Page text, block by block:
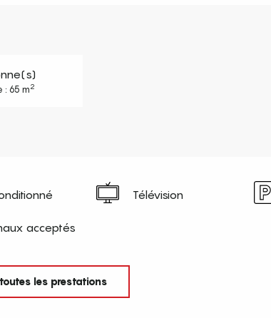
: 65 m2
Télévision
acceptés
les prestations